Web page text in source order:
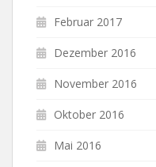
Februar 2017
Dezember 2016
November 2016
Oktober 2016
Mai 2016